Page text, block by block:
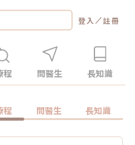
登入 ／註冊
程 問醫生 長知識
程 問醫生 長知識